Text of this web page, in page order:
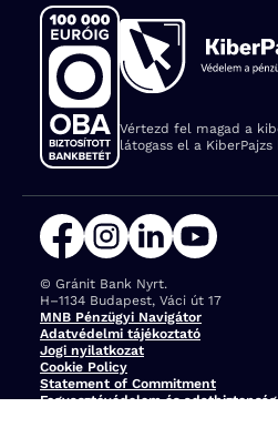
Vértezd fel magad a
látogass el a
© Gránit Bank Nyrt.
Cím:
H–1134 Budapest, Váci út 17
MNB Pénzügyi Navigátor
Adatvédelmi tájékoztató
Jogi nyilatkozat
Cookie Policy
Statement of Commitment
Fogyasztóvédelem és adatbiztonság